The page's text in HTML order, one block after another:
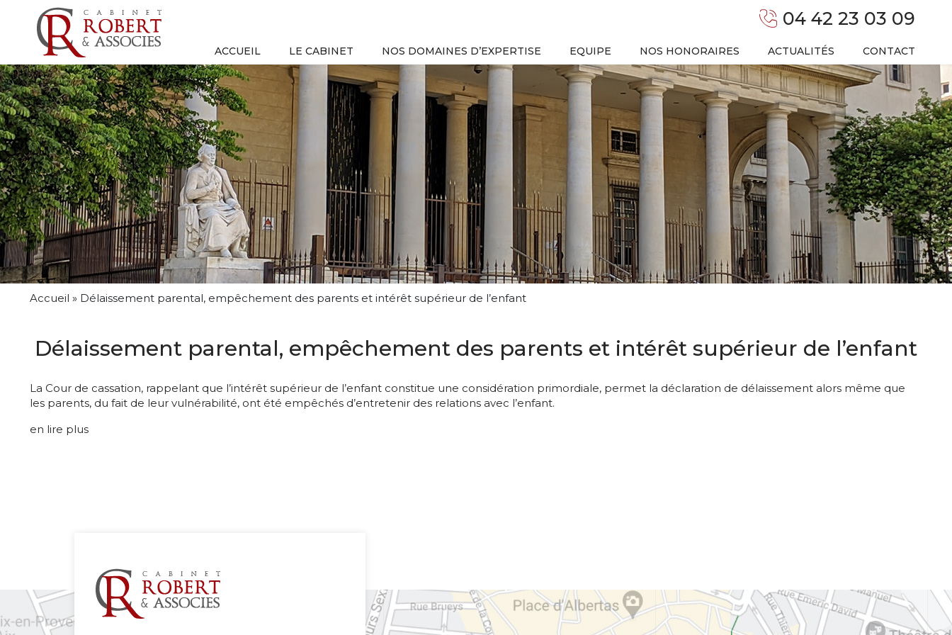
04 42 23 03 09
ACCUEIL LE CABINET NOS DOMAINES D’EXPERTISE EQUIPE NOS HONORAIRES ACTUALITÉS CONTACT
Accueil » Délaissement parental, empêchement des parents et intérêt supérieur de l’enfant
Délaissement parental, empêchement des parents et intérêt supérieur de l’enfant
La Cour de cassation, rappelant que l’intérêt supérieur de l’enfant constitue une considération primordiale, permet la déclaration de délaissement alors même que
les parents, du fait de leur vulnérabilité, ont été empêchés d’entretenir des relations avec l’enfant.
en lire plus